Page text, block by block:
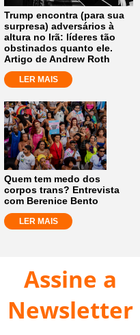
Trump encontra (para sua
surpresa) adversários à
altura no Irã: líderes tão
obstinados quanto ele.
Artigo de Andrew Roth
LER MAIS
Quem tem medo dos
corpos trans? Entrevista
com Berenice Bento
LER MAIS
Assine a
Newsletter